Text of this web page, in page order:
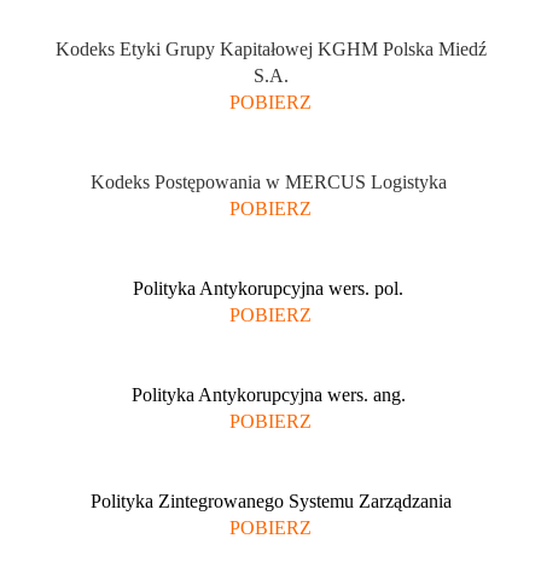
Kodeks Etyki Grupy Kapitałowej KGHM Polska Miedź
S.A.
POBIERZ
Kodeks Postępowania w MERCUS Logistyka
POBIERZ
Polityka Antykorupcyjna wers. pol.
POBIERZ
Polityka Antykorupcyjna wers. ang.
POBIERZ
Polityka Zintegrowanego Systemu Zarządzania
POBIERZ